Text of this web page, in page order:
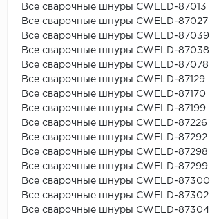
Все сварочные шнуры CWELD-87013
Все сварочные шнуры CWELD-87027
Все сварочные шнуры CWELD-87039
Все сварочные шнуры CWELD-87038
Все сварочные шнуры CWELD-87078
Все сварочные шнуры CWELD-87129
Все сварочные шнуры CWELD-87170
Все сварочные шнуры CWELD-87199
Все сварочные шнуры CWELD-87226
Все сварочные шнуры CWELD-87292
Все сварочные шнуры CWELD-87298
Все сварочные шнуры CWELD-87299
Все сварочные шнуры CWELD-87300
Все сварочные шнуры CWELD-87302
Все сварочные шнуры CWELD-87304